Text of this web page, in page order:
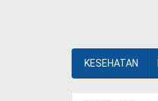
KESEHATAN